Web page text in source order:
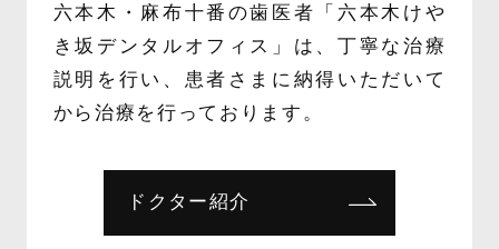
六本木・麻布十番の歯医者「六本木けや
き坂デンタルオフィス」は、丁寧な治療
説明を行い、患者さまに納得いただいて
から治療を行っております。
ドクター紹介